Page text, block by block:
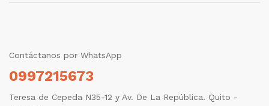
Contáctanos por WhatsApp
0997215673
Teresa de Cepeda N35-12 y Av. De La República. Quito -